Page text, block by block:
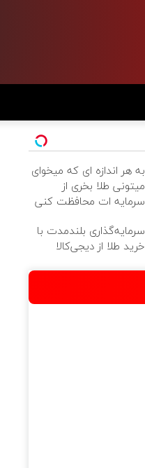
به هر اندازه ای که میخوای
میتونی طلا بخری از
سرمایه ات محافظت کنی
سرمایه‌گذاری بلندمدت با
خرید طلا از دیجی‌کالا